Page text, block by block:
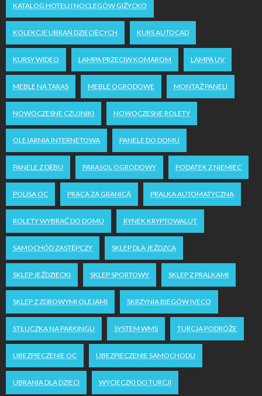
KATALOG HOTELI I NOCLEGÓW GIŻYCKO
KOLEKCJE UBRAŃ DZIECIĘCYCH KURS AUTOCAD
KURSY WIDEO LAMPA PRZECIW KOMAROM LAMPA UV
MEBLE NA TARAS MEBLE OGRODOWE MONTAŻ PANELI
NOWOCZESNE CZUJNIKI NOWOCZESNE ROLETY
OLEJARNIA INTERNETOWA PANELE DO DOMU
PANELE Z DĘBU PARASOL OGRODOWY PODATEK Z NIEMIEC
POLISA OC PRACA ZA GRANICĄ PRALKA AUTOMATYCZNA
ROLETY WYBRAĆ DO DOMU RYNEK KRYPTOWALUT
SAMOCHÓD ZASTĘPCZY SKLEP DLA JEŹDZCA
SKLEP JEŹDZIECKI SKLEP SPORTOWY SKLEP Z PRALKAMI
SKLEP Z ZDROWYMI OLEJAMI SKRZYNIA BIEGÓW IVECO
STŁUCZKA NA PARKINGU SYSTEM WMS TURCJA PODRÓŻE
UBEZPIECZENIE OC UBEZPIECZENIE SAMOCHODU
UBRANIA DLA DZIECI WYCIECZKI DO TURCJI